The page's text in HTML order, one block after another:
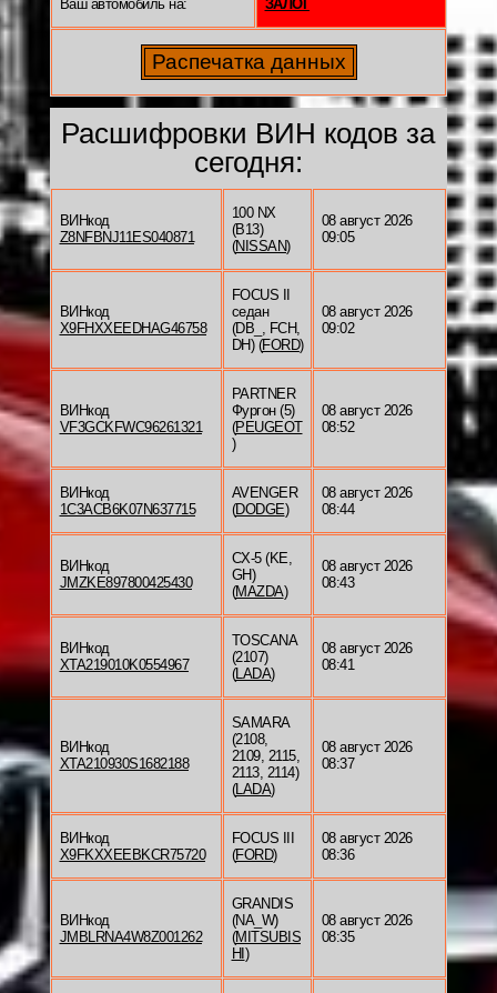
Ваш автомобиль на: ЗАЛОГ
Расшифровки ВИН кодов за
сегодня:
ВИНкод
Z8NFBNJ11ES040871
100 NX
(B13)
(NISSAN)
08 август 2026
09:05
ВИНкод
X9FHXXEEDHAG46758
FOCUS II
седан
(DB_, FCH,
DH) (FORD)
08 август 2026
09:02
ВИНкод
VF3GCKFWC96261321
PARTNER
Фургон (5)
(PEUGEOT
)
08 август 2026
08:52
ВИНкод
1C3ACB6K07N637715
AVENGER
(DODGE)
08 август 2026
08:44
ВИНкод
JMZKE897800425430
CX-5 (KE,
GH)
(MAZDA)
08 август 2026
08:43
ВИНкод
XTA219010K0554967
TOSCANA
(2107)
(LADA)
08 август 2026
08:41
ВИНкод
XTA210930S1682188
SAMARA
(2108,
2109, 2115,
2113, 2114)
(LADA)
08 август 2026
08:37
ВИНкод
X9FKXXEEBKCR75720
FOCUS III
(FORD)
08 август 2026
08:36
ВИНкод
JMBLRNA4W8Z001262
GRANDIS
(NA_W)
(MITSUBIS
HI )
08 август 2026
08:35